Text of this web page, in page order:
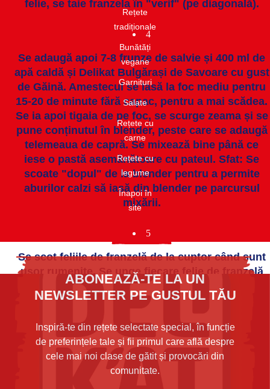
felie, se taie franzela în "verif" (pe diagonală).
4
Se adaugă apoi 7-8 frunze de salvie și 400 ml de
apă caldă și Delikat Bulgărași de Savoare cu gust
de Găină. Amestecul se lasă la foc mediu pentru
15-20 de minute fără capac, pentru a mai scădea.
Se ia apoi tigaia de pe foc, se scurge zeama și se
pune conținutul în blender, peste care se adaugă
telemeaua de capră. Se mixează bine până ce
iese o pastă asemănătoare cu pateul. Sfat: Se
scoate "dopul" de la blender pentru a permite
aburilor calzi să iasă din blender pe parcursul
mixării.
5
Se scot feliile de franzelă de la cuptor când sunt
ușor rumenite. Se unge fiecare felie de franzelă
cu pate-ul cât este cald și se așază pe un platou
sau se pot lăsa separat (atenție însă că pâinea
pentru că altfel se usucă foarte tare). Rețeta este
perfectă atât pentru o gustare cât și pentru un
aperitiv delicios.
Rețete
tradiționale
Bunătăți
vegane
Garnituri​
Salate​
Rețete cu
carne​
Rețete cu
legume
Înapoi în
site
ABONEAZĂ-TE LA UN
NEWSLETTER PE GUSTUL TĂU
Inspiră-te din rețete selectate special, în funcție
de preferințele tale și fii primul care află despre
cele mai noi clase de gătit și provocări din
comunitate.